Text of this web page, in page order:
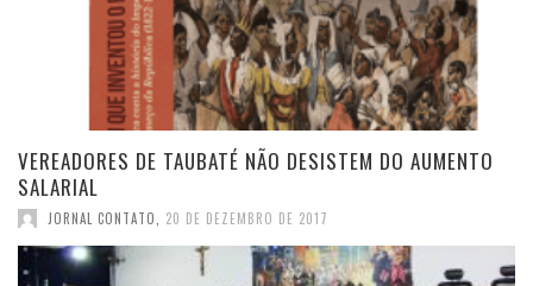
VEREADORES DE TAUBATÉ NÃO DESISTEM DO AUMENTO
SALARIAL
JORNAL CONTATO, 20 DE DEZEMBRO DE 2017